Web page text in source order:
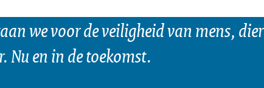
Download
Ondertiteling
we voor de veiligheid van mens, dier
Nu en in de toekomst.